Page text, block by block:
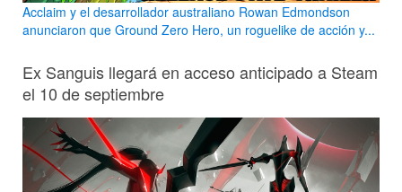
Acclaim y el desarrollador australiano Rowan Edmondson
anunciaron que Ground Zero Hero, un roguelike de acción y...
Ex Sanguis llegará en acceso anticipado a Steam
el 10 de septiembre